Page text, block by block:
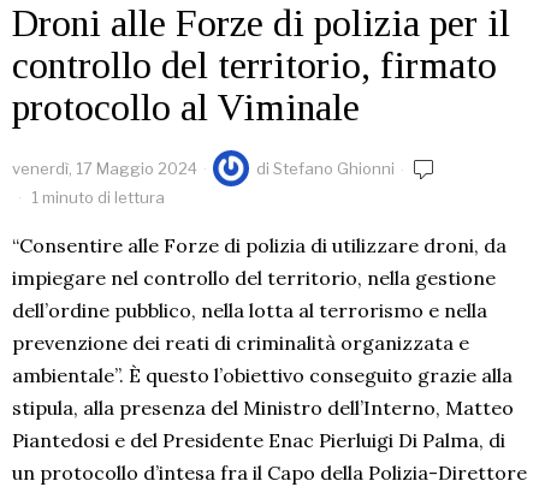
Droni alle Forze di polizia per il
controllo del territorio, firmato
protocollo al Viminale
venerdì, 17 Maggio 2024 di Stefano Ghionni
1 minuto di lettura
“Consentire alle Forze di polizia di utilizzare droni, da
impiegare nel controllo del territorio, nella gestione
dell’ordine pubblico, nella lotta al terrorismo e nella
prevenzione dei reati di criminalità organizzata e
ambientale”. È questo l’obiettivo conseguito grazie alla
stipula, alla presenza del Ministro dell’Interno, Matteo
Piantedosi e del Presidente Enac Pierluigi Di Palma, di
un protocollo d’intesa fra il Capo della Polizia-Direttore